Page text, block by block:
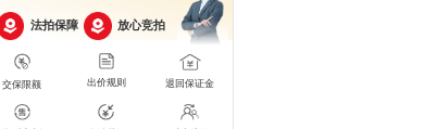
法拍保障 放心竞拍
交保限额 出价规则 退回保证金